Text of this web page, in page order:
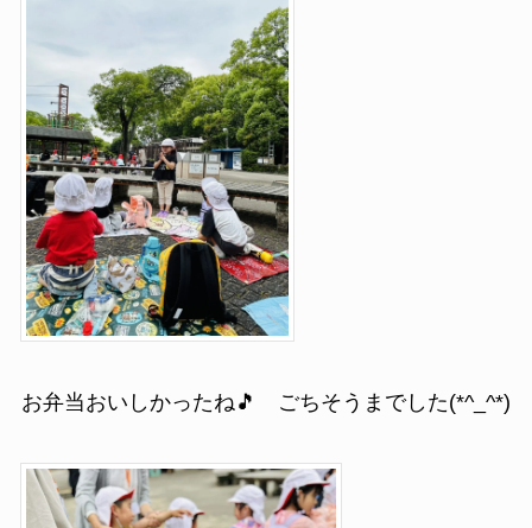
お弁当おいしかったね🎵 ごちそうまでした(*^_^*)